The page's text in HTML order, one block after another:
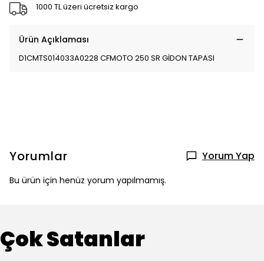
1000 TL üzeri ücretsiz kargo
Ürün Açıklaması
D1CMTS014033A0228 CFMOTO 250 SR GİDON TAPASI
Yorumlar Yorum Yap
Bu ürün için henüz yorum yapılmamış.
Çok Satanlar